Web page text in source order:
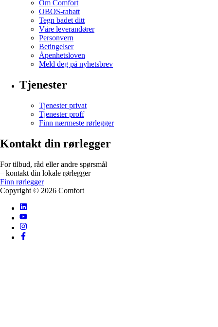
Om Comfort
OBOS-rabatt
Tegn badet ditt
Våre leverandører
Personvern
Betingelser
Åpenhetsloven
Meld deg på nyhetsbrev
Tjenester
Tjenester privat
Tjenester proff
Finn nærmeste rørlegger
Kontakt din rørlegger
For tilbud, råd eller andre spørsmål
– kontakt din lokale rørlegger
Finn rørlegger
Copyright © 2026 Comfort